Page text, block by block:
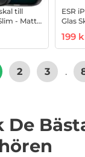
till
- Matte
ESR
Glas
Art.
rea
199
2 3 .
De